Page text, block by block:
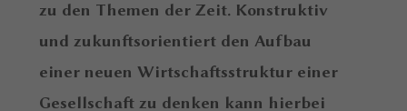
zu den Themen der Zeit. Konstruktiv
und zukunftsorientiert den Aufbau
einer neuen Wirtschaftsstruktur einer
Gesellschaft zu denken kann hierbei